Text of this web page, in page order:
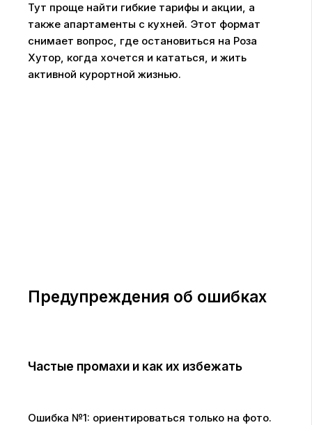
Тут проще найти гибкие тарифы и акции, а
также апартаменты с кухней. Этот формат
снимает вопрос, где остановиться на Роза
Хутор, когда хочется и кататься, и жить
активной курортной жизнью.
Предупреждения об ошибках
Частые промахи и как их избежать
Ошибка №1: ориентироваться только на фото.